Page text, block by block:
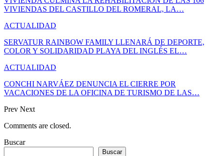
VIVIENDAS DEL CASTILLO DEL ROMERAL, LA…
ACTUALIDAD
SERVATUR RAINBOW FAMILY LLENARÁ DE DEPORTE,
COLOR Y SOLIDARIDAD PLAYA DEL INGLÉS EL…
ACTUALIDAD
CONCHI NARVÁEZ DENUNCIA EL CIERRE POR
VACACIONES DE LA OFICINA DE TURISMO DE LAS…
Prev Next
Comments are closed.
Buscar
Buscar